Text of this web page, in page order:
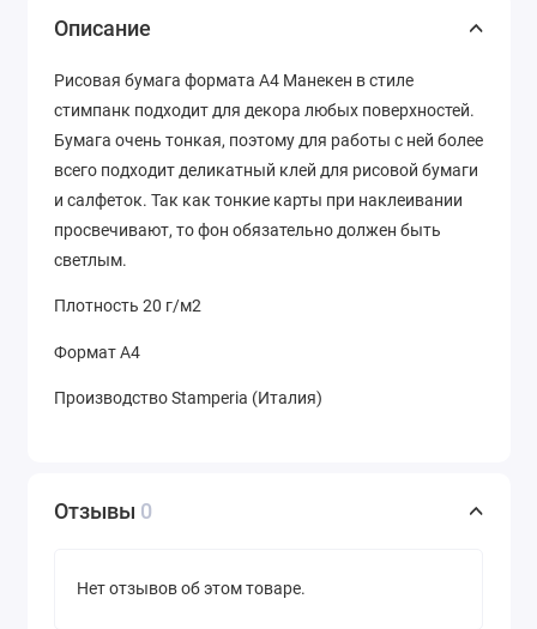
Описание
Рисовая бумага формата А4 Манекен в стиле
стимпанк подходит для декора любых поверхностей.
Бумага очень тонкая, поэтому для работы с ней более
всего подходит деликатный клей для рисовой бумаги
и салфеток. Так как тонкие карты при наклеивании
просвечивают, то фон обязательно должен быть
светлым.
Плотность 20 г/м2
Формат А4
Производство Stamperia (Италия)
Отзывы 0
Нет отзывов об этом товаре.